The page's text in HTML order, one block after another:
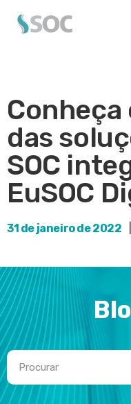
das
SOC
EuSOC
31 de janeiro de 2022